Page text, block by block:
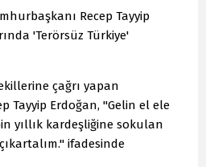
Recep Tayyip
'Terörsüz Türkiye'
çağrı yapan
Tayyip Erdoğan, "Gelin el ele
yıllık kardeşliğine sokulan
ifadesinde